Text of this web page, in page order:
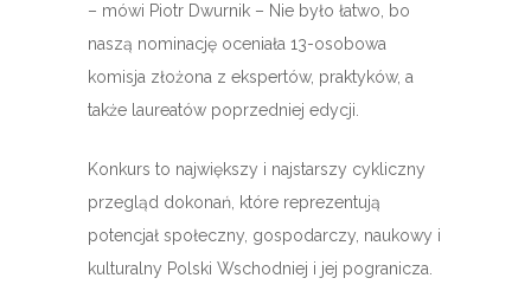
– mówi Piotr Dwurnik – Nie było łatwo, bo
naszą nominację oceniała 13-osobowa
komisja złożona z ekspertów, praktyków, a
także laureatów poprzedniej edycji.
Konkurs to największy i najstarszy cykliczny
przegląd dokonań, które reprezentują
potencjał społeczny, gospodarczy, naukowy i
kulturalny Polski Wschodniej i jej pogranicza.